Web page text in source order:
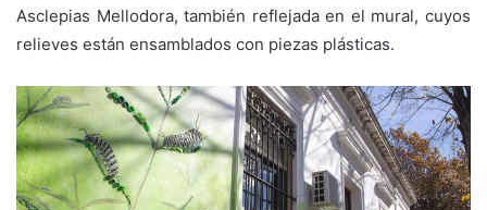
Asclepias Mellodora, también reflejada en el mural, cuyos
relieves están ensamblados con piezas plásticas.